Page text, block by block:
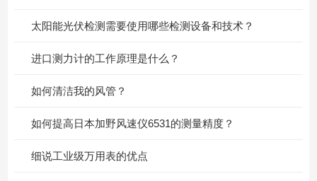
太阳能光伏检测需要使用哪些检测设备和技术？
进口测力计的工作原理是什么？
如何清洁我的风管？
如何提高日本加野风速仪6531的测量精度？
细说工业级万用表的优点